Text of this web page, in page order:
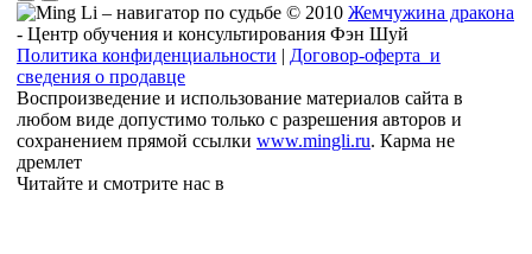
© 2010 Жемчужина дракона
- Центр обучения и консультирования Фэн Шуй
Политика конфиденциальности | Договор-оферта и
сведения о продавце
Воспроизведение и использование материалов сайта в
любом виде допустимо только с разрешения авторов и
сохранением прямой ссылки www.mingli.ru. Карма не
дремлет
Читайте и смотрите нас в